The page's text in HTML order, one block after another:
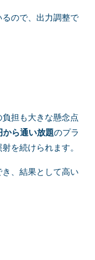
ので、出力調整で
担も大きな懸念点
ら通い放題のプラ
を続けられます。
、結果として高い